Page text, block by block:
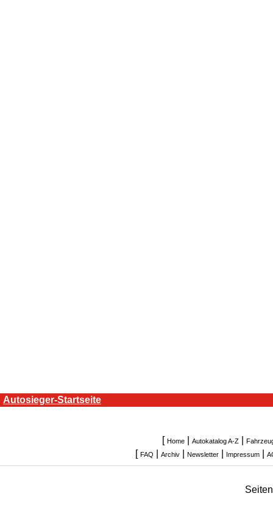
Autosieger-Startseite
[ Home| Autokatalog A-Z|
[ FAQ Archiv Newsletter Impressum